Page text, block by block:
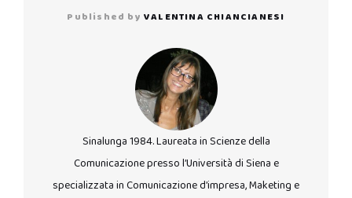
Published by VALENTINA CHIANCIANESI
Sinalunga 1984. Laureata in Scienze della
Comunicazione presso l’Università di Siena e
specializzata in Comunicazione d’impresa, Maketing e